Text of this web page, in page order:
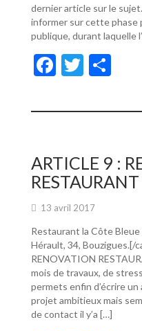
dernier article sur le
informer sur cette phase
publique, durant laquelle
F
e
o
o
k
T
itt ta
er
ARTICLE 9 :
13 avril 2017
Restaurant la Côte
Hérault, 34,
RENOVATION
mois de travaux, de
permets enfin d’écrire
projet ambitieux mais
de contact il y’a […]